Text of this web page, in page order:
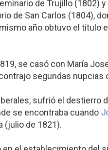
de Trujillo (1802)
de San Carlos (1804),
año obtuvo el título
se casó con María
segundas nupcias
sufrió el destierro
se encontraba cuando
(julio de 1821).